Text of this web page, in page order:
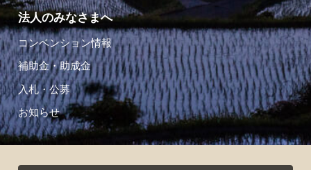
法人のみなさまへ
コンベンション情報
補助金・助成金
入札・公募
お知らせ